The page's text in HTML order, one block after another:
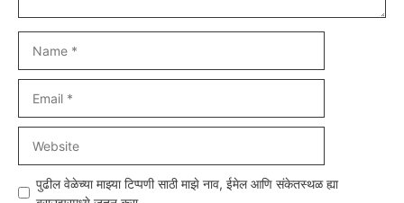
पुढील वेळेच्या माझ्या टिप्पणी साठी माझे नाव, ईमेल आणि संकेतस्थळ ह्या